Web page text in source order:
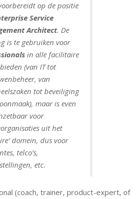
op de positie
Service
Architect. De
is te gebruiken voor
in alle facilitaire
(van IT tot
van
tot beveiliging
maar is even
voor
uit het
domein, dus voor
telco’s,
etc.
(coach, trainer, product-expert, of